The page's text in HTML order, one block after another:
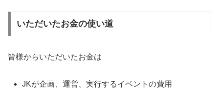
いただいたお金の使い道
皆様からいただいたお金は
JKが企画、運営、実行するイベントの費用